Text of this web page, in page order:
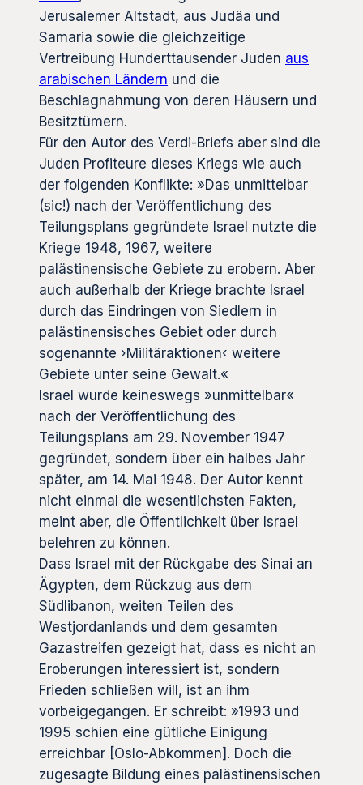
Jerusalemer Altstadt, aus Judäa und
Samaria sowie die gleichzeitige
Vertreibung Hunderttausender Juden aus
arabischen Ländern und die
Beschlagnahmung von deren Häusern und
Besitztümern.
Für den Autor des Verdi-Briefs aber sind die
Juden Profiteure dieses Kriegs wie auch
der folgenden Konflikte: »Das unmittelbar
(sic!) nach der Veröffentlichung des
Teilungsplans gegründete Israel nutzte die
Kriege 1948, 1967, weitere
palästinensische Gebiete zu erobern. Aber
auch außerhalb der Kriege brachte Israel
durch das Eindringen von Siedlern in
palästinensisches Gebiet oder durch
sogenannte ›Militäraktionen‹ weitere
Gebiete unter seine Gewalt.«
Israel wurde keineswegs »unmittelbar«
nach der Veröffentlichung des
Teilungsplans am 29. November 1947
gegründet, sondern über ein halbes Jahr
später, am 14. Mai 1948. Der Autor kennt
nicht einmal die wesentlichsten Fakten,
meint aber, die Öffentlichkeit über Israel
belehren zu können.
Dass Israel mit der Rückgabe des Sinai an
Ägypten, dem Rückzug aus dem
Südlibanon, weiten Teilen des
Westjordanlands und dem gesamten
Gazastreifen gezeigt hat, dass es nicht an
Eroberungen interessiert ist, sondern
Frieden schließen will, ist an ihm
vorbeigegangen. Er schreibt: »1993 und
1995 schien eine gütliche Einigung
erreichbar [Oslo-Abkommen]. Doch die
zugesagte Bildung eines palästinensischen